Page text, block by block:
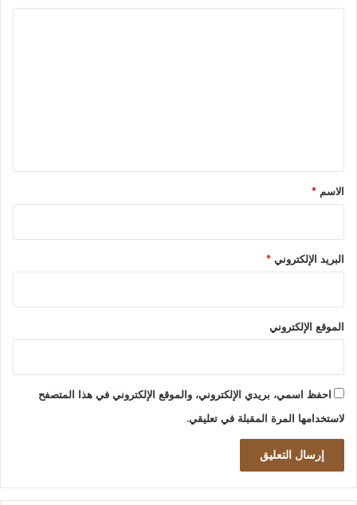
*
الاسم *
البريد الإلكتروني *
الموقع الإلكتروني
احفظ اسمي، بريدي الإلكتروني، والموقع الإلكتروني في هذا المتصفح
لاستخدامها المرة المقبلة في تعليقي.